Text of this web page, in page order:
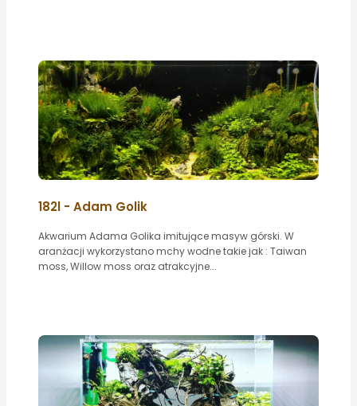
182l - Adam Golik
Akwarium Adama Golika imitujące masyw górski. W
aranżacji wykorzystano mchy wodne takie jak : Taiwan
moss, Willow moss oraz atrakcyjne...